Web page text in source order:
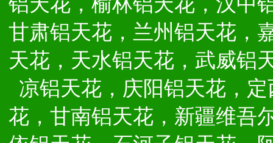
甘肃铝天花，兰州铝天花，
天花，天水铝天花，武威铝
凉铝天花，庆阳铝天花，
花，甘南铝天花，新疆维吾